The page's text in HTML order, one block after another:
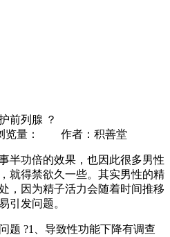
前列腺 ？
量：
作者：积善堂
半功倍的效果，也因此很多男性
就得禁欲久一些。其实男性的精
，因为精子活力会随着时间推移
引发问题。
题 ?1、导致性功能下降有调查